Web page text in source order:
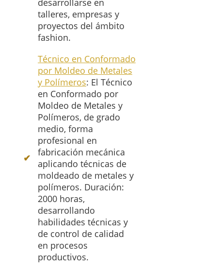
desarrollarse en
talleres, empresas y
proyectos del ámbito
fashion.
Técnico en Conformado
por Moldeo de Metales
y Polímeros: El Técnico
en Conformado por
Moldeo de Metales y
Polímeros, de grado
medio, forma
profesional en
fabricación mecánica
aplicando técnicas de
moldeado de metales y
polímeros. Duración:
2000 horas,
desarrollando
habilidades técnicas y
de control de calidad
en procesos
productivos.